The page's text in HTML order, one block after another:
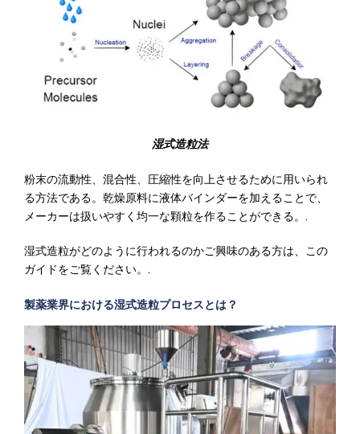
湿式造粒法
粉末の流動性、混合性、圧縮性を向上させるために用いられ
る方法である。乾燥原料に液体バインダーを加えることで、
メーカーは扱いやすく均一な顆粒を作ることができる。.
湿式造粒がどのように行われるのかご興味のある方は、この
ガイドをご覧ください。.
製薬業界における湿式造粒プロセスとは？